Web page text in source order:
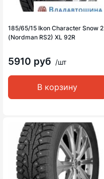
185/65/15 Ikon Character Snow 2
(Nordman RS2) XL 92R
5910 руб /шт
В корзину